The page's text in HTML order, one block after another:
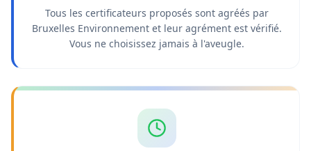
Tous les certificateurs proposés sont agréés par
Bruxelles Environnement et leur agrément est vérifié.
Vous ne choisissez jamais à l'aveugle.